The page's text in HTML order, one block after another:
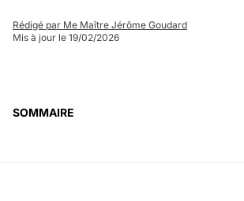
Rédigé par Me Maître Jérôme Goudard
Mis à jour le 19/02/2026
SOMMAIRE